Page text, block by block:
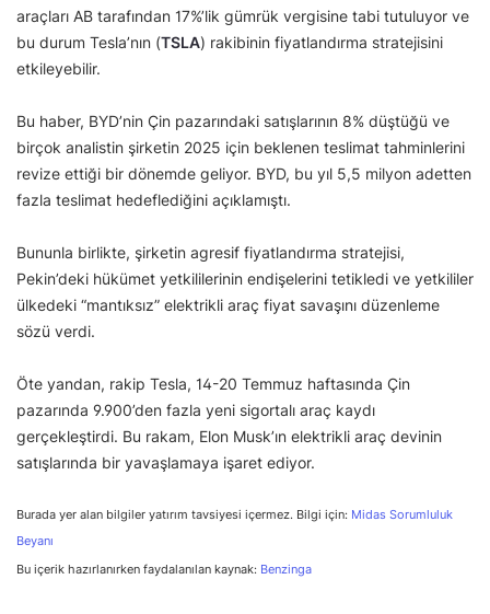
araçları AB tarafından 17%’lik gümrük vergisine tabi tutuluyor ve
bu durum Tesla’nın (TSLA) rakibinin fiyatlandırma stratejisini
etkileyebilir.
Bu haber, BYD’nin Çin pazarındaki satışlarının 8% düştüğü ve
birçok analistin şirketin 2025 için beklenen teslimat tahminlerini
revize ettiği bir dönemde geliyor. BYD, bu yıl 5,5 milyon adetten
fazla teslimat hedeflediğini açıklamıştı.
Bununla birlikte, şirketin agresif fiyatlandırma stratejisi,
Pekin’deki hükümet yetkililerinin endişelerini tetikledi ve yetkililer
ülkedeki “mantıksız” elektrikli araç fiyat savaşını düzenleme
sözü verdi.
Öte yandan, rakip Tesla, 14-20 Temmuz haftasında Çin
pazarında 9.900’den fazla yeni sigortalı araç kaydı
gerçekleştirdi. Bu rakam, Elon Musk’ın elektrikli araç devinin
satışlarında bir yavaşlamaya işaret ediyor.
Burada yer alan bilgiler yatırım tavsiyesi içermez. Bilgi için: Midas Sorumluluk
Beyanı
Bu içerik hazırlanırken faydalanılan kaynak: Benzinga